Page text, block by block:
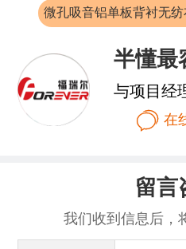
微孔吸音铝单板背衬无纺
半懂最
与项目经
 在
留言
我们收到信息后，